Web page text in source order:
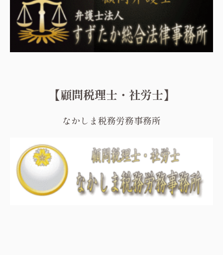
【顧問税理士・社労士】
なかしま税務労務事務所